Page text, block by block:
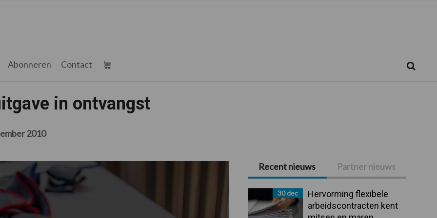
Abonneren Contact
in ontvangst
2010
Primaire
Sidebar
Recent nieuws Partner nieuws
30 dec
Hervorming flexibele
arbeidscontracten kent